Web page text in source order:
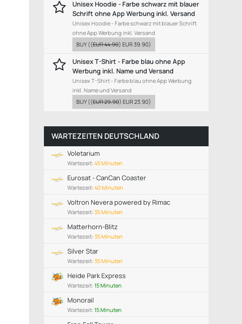
Unisex Hoodie - Farbe schwarz mit blauer
Schrift ohne App Werbung inkl. Versand
Unisex Hoodie - Farbe schwarz mit blauer Schrift
ohne App Werbung inkl. Versand
BUY ((EUR 44.90) EUR 39.90)
Unisex T-Shirt - Farbe blau ohne App
Werbung inkl. Name und Versand
Unisex T-Shirt - Farbe blau ohne App Werbung
inkl. Name und Versand
BUY ((EUR 29.90) EUR 23.90)
WARTEZEITEN DEUTSCHLAND
Voletarium
Wartezeit: 45 Minuten
Eurosat - CanCan Coaster
Wartezeit: 40 Minuten
Voltron Nevera powered by Rimac
Wartezeit: 35 Minuten
Matterhorn-Blitz
Wartezeit: 35 Minuten
Silver Star
Wartezeit: 35 Minuten
Heide Park Express
Wartezeit: 15 Minuten
Monorail
Wartezeit: 15 Minuten